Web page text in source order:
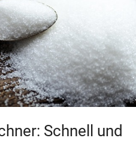
Schnell und